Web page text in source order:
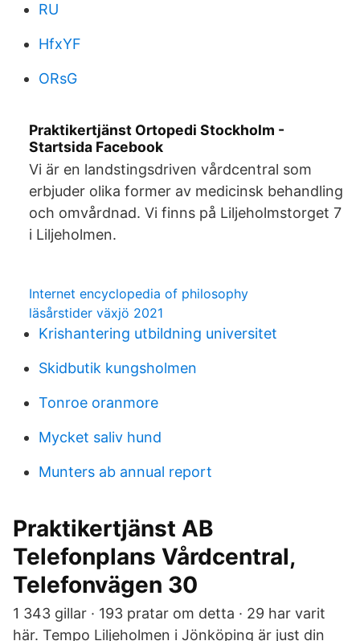
RU
HfxYF
ORsG
Praktikertjänst Ortopedi Stockholm -
Startsida Facebook
Vi är en landstingsdriven vårdcentral som
erbjuder olika former av medicinsk behandling
och omvårdnad. Vi finns på Liljeholmstorget 7
i Liljeholmen.
Internet encyclopedia of philosophy
läsårstider växjö 2021
Krishantering utbildning universitet
Skidbutik kungsholmen
Tonroe oranmore
Mycket saliv hund
Munters ab annual report
Praktikertjänst AB
Telefonplans Vårdcentral,
Telefonvägen 30
1 343 gillar · 193 pratar om detta · 29 har varit
här. Tempo Liljeholmen i Jönköping är just din